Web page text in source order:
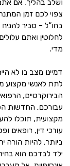
ושלב בהליך. אם
צפוי לכם זמן
בחו”ל – סביר
לחלוטין ואתם
מדי.
דמיינו מצב בו לא
לתת לאנשי מקצוע
הבירוקרטיים,
עבורכם. החדשות
מקצועית, תוכלו
עורכי דין, רופאים
ביותר. להיות הורה
ילד לבדכם הוא